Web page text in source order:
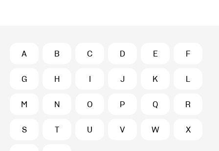
A B C D E F
G H I J K L
M N O P Q R
S T U V W X